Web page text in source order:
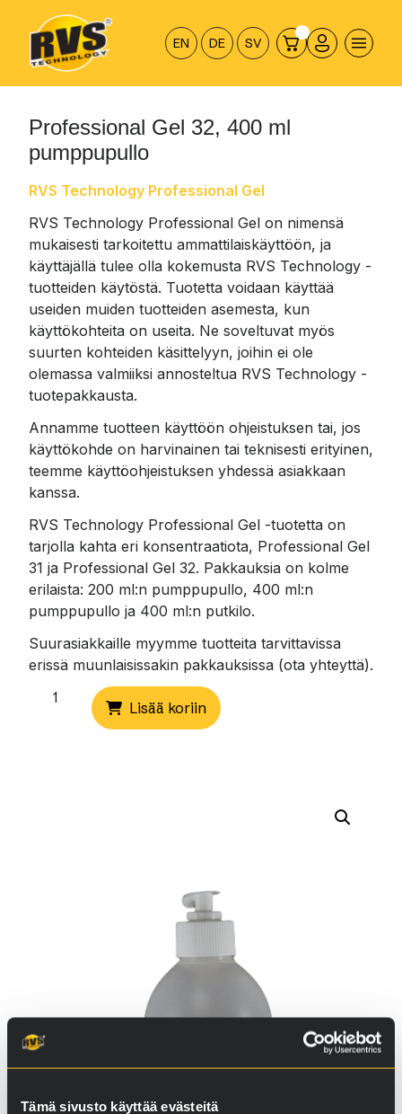
Tämä sivusto käyttää evästeitä
sisältöön
EN DE SV
Professional Gel 32, 400 ml
pumppupullo
RVS Technology Professional Gel
RVS Technology Professional Gel on nimensä
mukaisesti tarkoitettu ammattilaiskäyttöön, ja
käyttäjällä tulee olla kokemusta RVS Technology -
tuotteiden käytöstä. Tuotetta voidaan käyttää
useiden muiden tuotteiden asemesta, kun
käyttökohteita on useita. Ne soveltuvat myös
suurten kohteiden käsittelyyn, joihin ei ole
olemassa valmiiksi annosteltua RVS Technology -
tuotepakkausta.
Annamme tuotteen käyttöön ohjeistuksen tai, jos
käyttökohde on harvinainen tai teknisesti erityinen,
teemme käyttöohjeistuksen yhdessä asiakkaan
kanssa.
RVS Technology Professional Gel -tuotetta on
tarjolla kahta eri konsentraatiota, Professional Gel
31 ja Professional Gel 32. Pakkauksia on kolme
erilaista: 200 ml:n pumppupullo, 400 ml:n
pumppupullo ja 400 ml:n putkilo.
Suurasiakkaille myymme tuotteita tarvittavissa
erissä muunlaisissakin pakkauksissa (ota yhteyttä).
Professional
Lisää koriin